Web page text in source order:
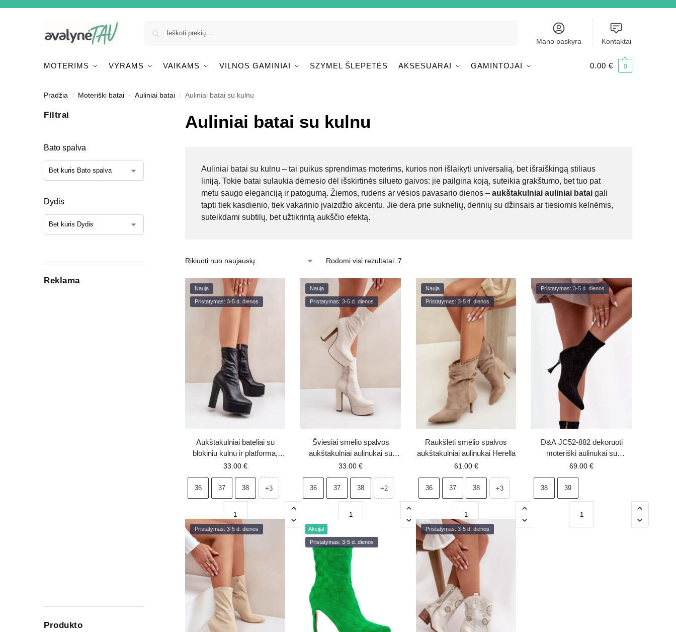
Mano paskyra Kontaktai
MOTERIMS VYRAMS VAIKAMS VILNOS GAMINIAI SZYMEL ŠLEPETĖS AKSESUARAI GAMINTOJAI 0.00 € 0
Pradžia / Moteriški batai / Auliniai batai / Auliniai batai su kulnu
Auliniai batai su kulnu
Auliniai batai su kulnu – tai puikus sprendimas moterims, kurios nori išlaikyti universalią, bet išraiškingą stiliaus
liniją. Tokie batai sulaukia dėmesio dėl išskirtinės silueto gaivos: jie pailgina koją, suteikia grakštumo, bet tuo pat
metu saugo eleganciją ir patogumą. Žiemos, rudens ar vėsios pavasario dienos – aukštakulniai auliniai bataigali
tapti tiek kasdienio, tiek vakarinio įvaizdžio akcentu. Jie dera prie suknelių, derinių su džinsais ar tiesiomis kelnėmis,
suteikdami subtilų, bet užtikrintą aukščio efektą.
Rodomi visi rezultatai: 7
Nauja
Pristatymas: 3-5 d. dienos
Aukštakulniai bateliai su
blokiniu kulnu ir platforma,
juodi, Tennira
33.00 €
36 37 38 +3
Nauja
Pristatymas: 3-5 d. dienos
Šviesiai smėlio spalvos
aukštakulniai aulinukai su
platforma Tennira
33.00€
36 37 38 +2
Nauja
Pristatymas: 3-5 d. dienos
Raukšlėti smėlio spalvos
aukštakulniai aulinukai Herella
61.00 €
36 37 38 +3
Pristatymas: 3-5 d. dienos
D&A JC52-882 dekoruoti
moteriški aulinukai su
aukštakulniais, juodi
69.00€
38 39
Pristatymas: 3-5 d. dienos Akcija!
Pristatymas: 3-5 d. dienos
Pristatymas: 3-5 d. dienos
Filtrai
Bato spalva
Dydis
Reklama
Produkto